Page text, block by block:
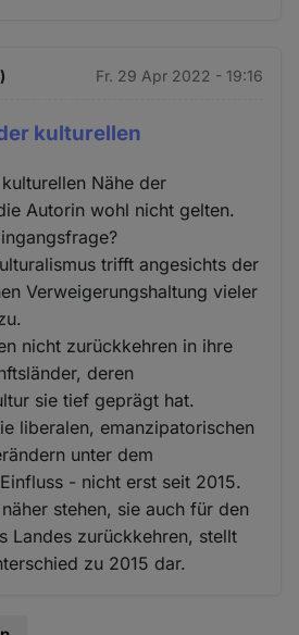
Fr. 29 Apr 2022 - 19:16
kulturellen
Nähe der
Autorin wohl nicht gelten.
trifft angesichts der
Verweigerungshaltung vieler
nicht zurückkehren in ihre
deren
sie tief geprägt hat.
liberalen, emanzipatorischen
unter dem
- nicht erst seit 2015.
stehen, sie auch für den
Landes zurückkehren, stellt
zu 2015 dar.